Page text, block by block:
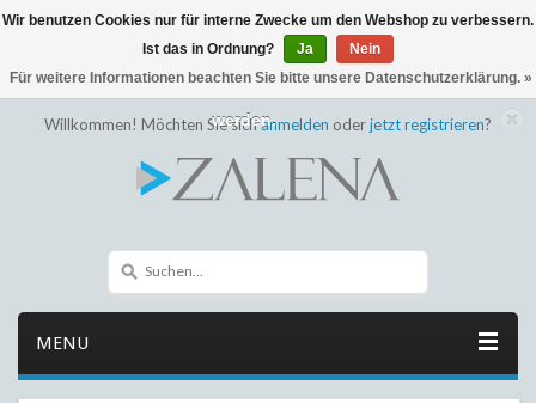
Willkommen! Möchten Sie sichanmelden oderjetzt registrieren?
MENU
Wir benutzen Cookies nur für interne Zwecke um den Webshop zu verbessern.
Ist das in Ordnung?
Ja
Nein
Für weitere Informationen beachten Sie bitte unsere Datenschutzerklärung. »
← Zurück zum BackofficeDieser Shop befindet sich im Aufbau
Eventuell können nicht alle Bestellungen eingehalten oder erfüllt
werden.